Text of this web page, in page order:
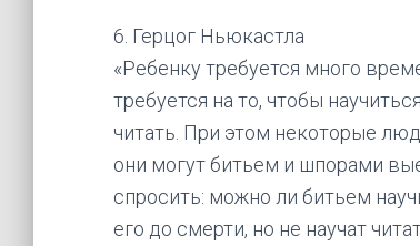
6. Герцог Ньюкастла
«Ребенку требуется много
требуется на то, чтобы
читать. При этом некоторые
они могут битьем и шпорами
спросить: можно ли битьем
его до смерти, но не научат